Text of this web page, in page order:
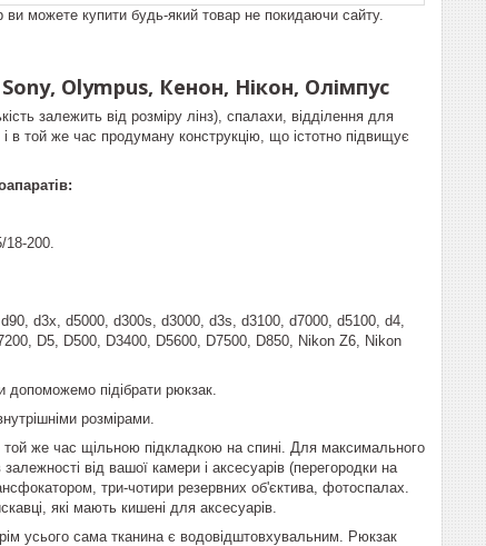
ви можете купити будь-який товар не покидаючи сайту.
Olympus, Кенон, Нікон, Олімпус
залежить від розміру лінз), спалахи, відділення для
в той же час продуману конструкцію, що істотно підвищує
200.
d3x, d5000, d300s, d3000, d3s, d3100, d7000, d5100, d4,
D5, D500, D3400, D5600, D7500, D850, Nikon Z6, Nikon
підібрати рюкзак.
розмірами.
же час щільною підкладкою на спині. Для максимального
від вашої камери і аксесуарів (перегородки на
три-чотири резервних об'єктива, фотоспалах.
які мають кишені для аксесуарів.
усього сама тканина є водовідштовхувальним. Рюкзак